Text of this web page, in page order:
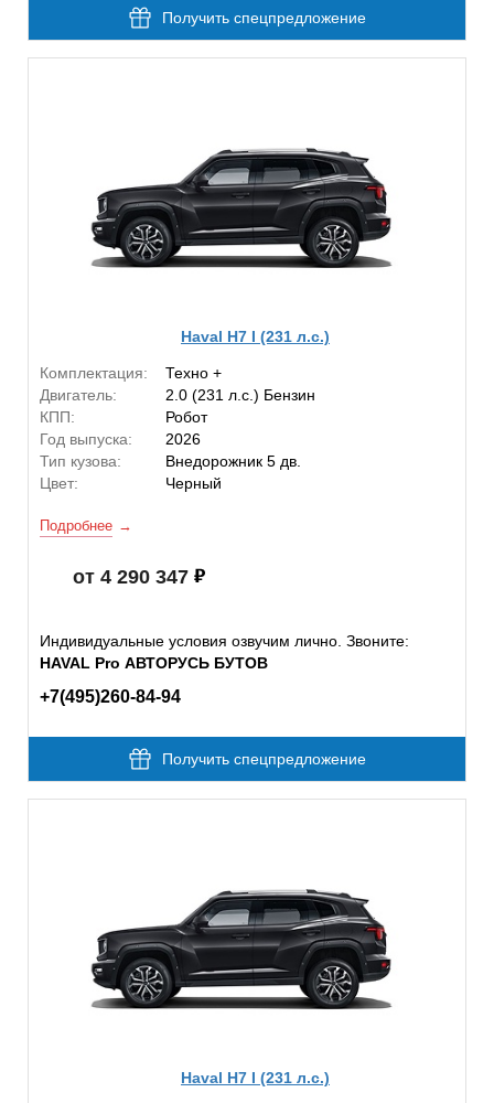
Получить спецпредложение
Haval H7 I (231 л.с.)
Комплектация:
Техно +
Двигатель:
2.0 (231 л.с.) Бензин
КПП:
Робот
Год выпуска:
2026
Тип кузова:
Внедорожник 5 дв.
Цвет:
Черный
Подробнее
от 4 290 347
Индивидуальные условия озвучим лично. Звоните:
HAVAL Pro АВТОРУСЬ БУТОВ
+7(495)260-84-94
Получить спецпредложение
Haval H7 I (231 л.с.)